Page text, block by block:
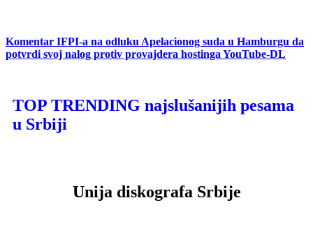
Komentar IFPI-a na odluku Apelacionog suda u Hamburgu da
potvrdi svoj nalog protiv provajdera hostinga YouTube-DL
TOP TRENDING najslušanijih pesama
u Srbiji
Unija diskografa Srbije